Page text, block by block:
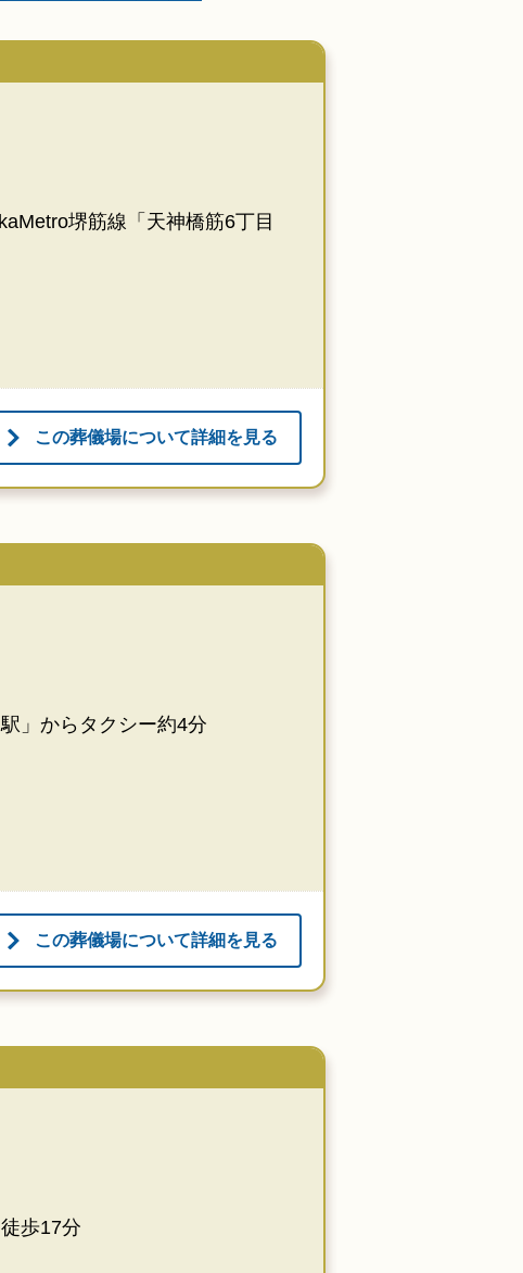
堺筋線「天神橋筋6丁目
この葬儀場について詳細を見る
」からタクシー約4分
この葬儀場について詳細を見る
歩17分